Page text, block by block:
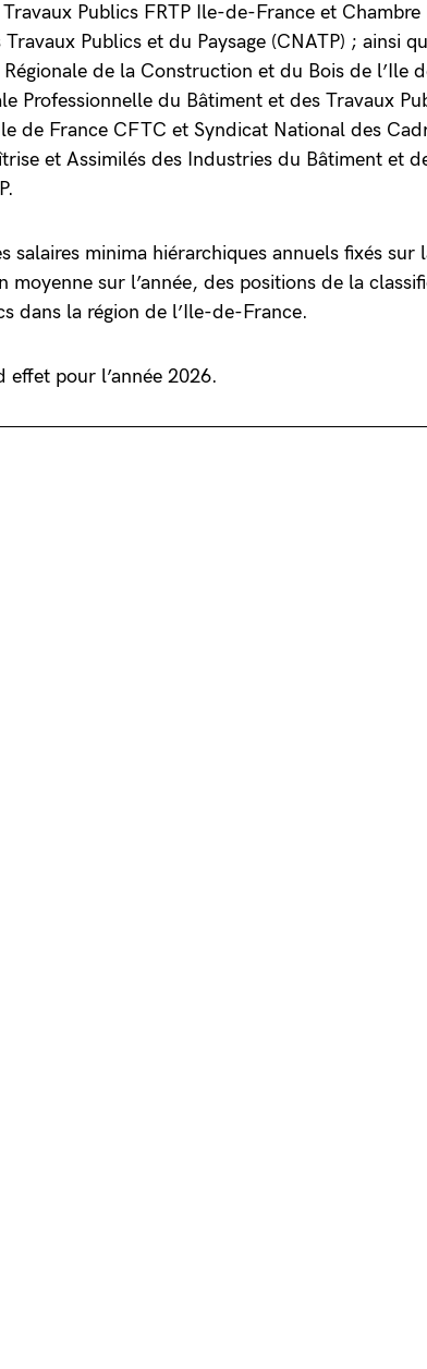
Travaux Publics FRTP Ile-de-France et
Travaux Publics et du Paysage (CNATP) ; ainsi
de la Construction et du Bois de l’Ile
Professionnelle du Bâtiment et des Travaux
de France CFTC et Syndicat National des
et Assimilés des Industries du Bâtiment et
salaires minima hiérarchiques annuels fixés sur
moyenne sur l’année, des positions de la
dans la région de l’Ile-de-France.
effet pour l’année 2026.